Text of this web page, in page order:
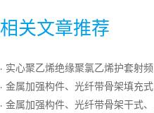
相关文章推荐
· 实心聚乙烯绝缘聚氯乙烯护套射频同轴电缆
· 金属加强构件、光纤带骨架填充式、铝－聚乙烯粘结护套、双细圆钢丝铠装、聚乙烯套通信用室外光缆
· 金属加强构件、光纤带骨架干式、钢－聚乙烯粘结护套、防白蚁套通信用室外光缆